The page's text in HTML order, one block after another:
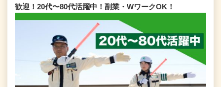
歓迎！20代〜80代活躍中！副業・WワークOK！